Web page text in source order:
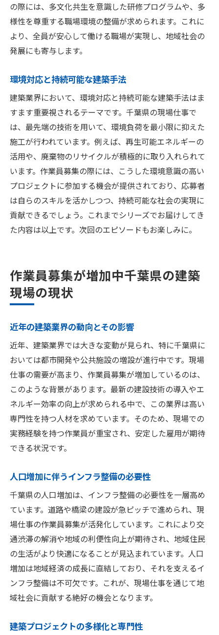
の際には、多文化共生を意識した研修プログラムや、多
様性を尊重する職場環境の整備が求められます。これに
より、全員が安心して働ける職場が実現し、地域社会の
発展にも寄与します。
環境対応と持続可能な建築手法
建築業界において、環境対応と持続可能な建築手法はま
すます重要視されるテーマです。千葉県の現場仕事で
は、最先端の技術を用いて、環境負荷を最小限に抑えた
施工が行われています。例えば、再生可能エネルギーの
活用や、廃棄物のリサイクルが積極的に取り入れられて
います。作業員募集の際には、こうした環境意識の高い
プロジェクトに参加する機会が提供されており、応募者
は自らのスキルを活かしつつ、持続可能な社会の実現に
貢献できるでしょう。これまでシリーズでお届けしてき
た内容は以上です。次回のエピソードもお楽しみに。
作業員募集が増加中千葉県の建築
現場の現状
近年の建築業界の動向とその影響
近年、建築業界では大きな変動が見られ、特に千葉県に
おいては都市開発や公共施設の増設が進行中です。現場
仕事の需要が高まり、作業員募集が増加しているのは、
このような背景があります。最新の建設技術の導入やエ
ネルギー効率の向上が求められる中で、この業界は高い
専門性を持つ人材を求めています。そのため、現場での
実務経験を持つ作業員が重宝され、安定した雇用が期待
できる状況です。
人口増加に伴うインフラ整備の必要性
千葉県の人口増加は、インフラ整備の必要性を一層高め
ています。道路や橋梁の建設が急ピッチで進められ、現
場仕事の作業員募集が活発化しています。これにより交
通渋滞の解消や地域の利便性向上が期待され、地域住民
の生活がより快適になることが見込まれています。人口
増加は地域経済の成長に直結しており、それを支えるイ
ンフラ整備は不可欠です。これが、現場仕事を通じて地
域社会に貢献する絶好の機会となります。
建築プロジェクトの多様化と専門性